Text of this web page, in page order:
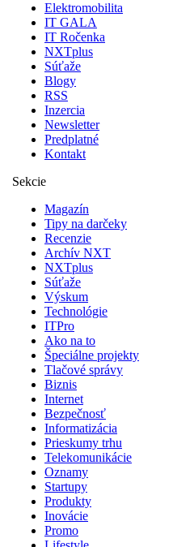
Elektromobilita
IT GALA
IT Ročenka
NXTplus
Súťaže
Blogy
RSS
Inzercia
Newsletter
Predplatné
Kontakt
Sekcie
Magazín
Tipy na darčeky
Recenzie
Archív NXT
NXTplus
Súťaže
Výskum
Technológie
ITPro
Ako na to
Špeciálne projekty
Tlačové správy
Biznis
Internet
Bezpečnosť
Informatizácia
Prieskumy trhu
Telekomunikácie
Oznamy
Startupy
Produkty
Inovácie
Promo